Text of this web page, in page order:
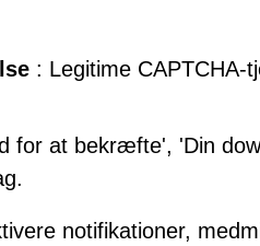
: Legitime CAPTCHA-
for at bekræfte', 'Din
notifikationer,